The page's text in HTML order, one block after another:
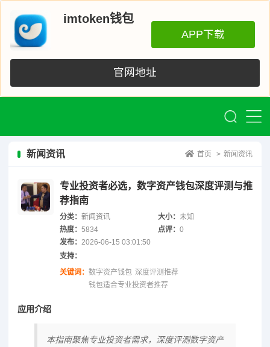
imtoken钱包
APP下载
官网地址
新闻资讯 首页 > 新闻资讯
专业投资者必选，数字资产钱包深度评测与推
荐指南
分类： 新闻资讯 大小：未知
热度： 5834 点评：0
发布： 2026-06-15 03:01:50
支持：
关键词： 数字资产钱包 深度评测推荐
钱包适合专业投资者推荐
应用介绍
本指南聚焦专业投资者需求，深度评测数字资产